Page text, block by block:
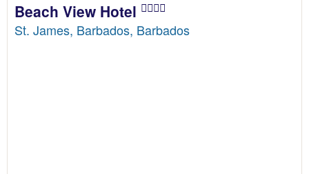
Beach View Hotel
St. James, Barbados, Barbados